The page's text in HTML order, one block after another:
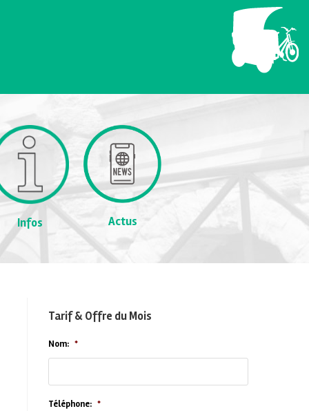
Infos Actus
Tarif & Offre du Mois
Nom: *
Téléphone: *